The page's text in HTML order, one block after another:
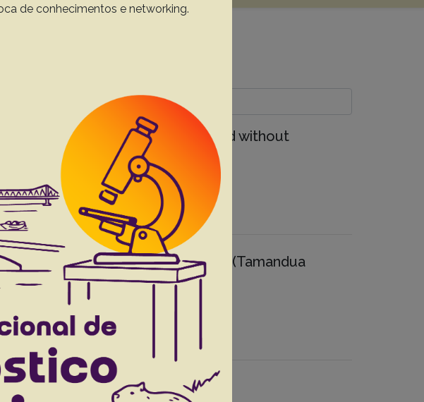
(3)
turtles (Chelonia mydas) with and without
688
and collared anteaters (Tamandua
according to the severity of
de conhecimentos e networking.